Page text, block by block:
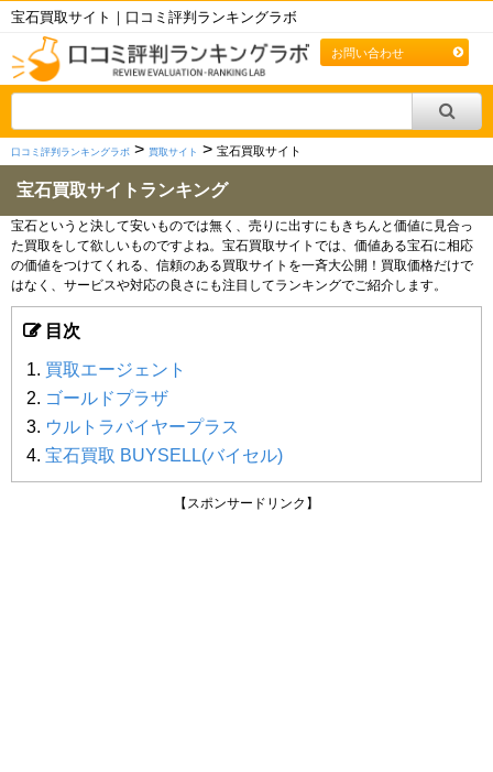
宝石買取サイト｜口コミ評判ランキングラボ
お問い合わせ
口コミ評判ランキングラボ > 買取サイト > 宝石買取サイト
宝石買取サイトランキング
宝石というと決して安いものでは無く、売りに出すにもきちんと価値に見合っ
た買取をして欲しいものですよね。宝石買取サイトでは、価値ある宝石に相応
の価値をつけてくれる、信頼のある買取サイトを一斉大公開！買取価格だけで
はなく、サービスや対応の良さにも注目してランキングでご紹介します。
目次
買取エージェント
ゴールドプラザ
ウルトラバイヤープラス
宝石買取 BUYSELL(バイセル)
【スポンサードリンク】